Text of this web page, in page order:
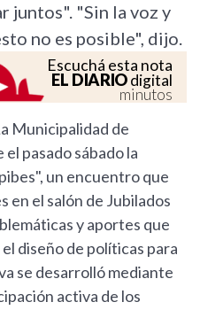
juntos". "Sin la voz y
no es posible", dijo.
Escuchá esta nota
EL DIARIOdigital
minutos
Municipalidad de
pasado sábado la
un encuentro que
en el salón de Jubilados
y aportes que
diseño de políticas para
se desarrolló mediante
activa de los